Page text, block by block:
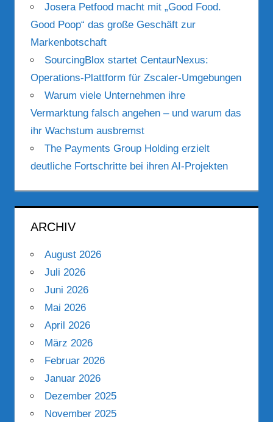
Josera Petfood macht mit „Good Food.
Good Poop“ das große Geschäft zur
Markenbotschaft
SourcingBlox startet CentaurNexus:
Operations-Plattform für Zscaler-Umgebungen
Warum viele Unternehmen ihre
Vermarktung falsch angehen – und warum das
ihr Wachstum ausbremst
The Payments Group Holding erzielt
deutliche Fortschritte bei ihren AI-Projekten
ARCHIV
August 2026
Juli 2026
Juni 2026
Mai 2026
April 2026
März 2026
Februar 2026
Januar 2026
Dezember 2025
November 2025